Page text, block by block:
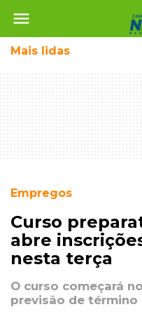
menu
Mais lidas
Empregos
Curso
abre
nesta terça
O curso começará
previsão de término